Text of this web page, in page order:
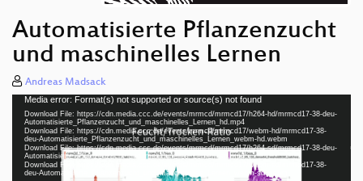
Automatisierte Pflanzenzucht
und maschinelles Lernen
Andreas Madsack
Video
Player
Media error: Format(s) not supported or source(s) not found
Download File: https://cdn.media.ccc.de/events/mrmcd/mrmcd17/h264-hd/mrmcd17-38-deu-
Automatisierte_Pflanzenzucht_und_maschinelles_Lernen_hd.mp4
Download File: https://cdn.media.ccc.de/events/mrmcd/mrmcd17/webm-hd/mrmcd17-38-
deu-Automatisierte_Pflanzenzucht_und_maschinelles_Lernen_webm-hd.webm
Download File: https://cdn.media.ccc.de/events/mrmcd/mrmcd17/h264-sd/mrmcd17-38-deu-
Automatisierte_Pflanzenzucht_und_maschinelles_Lernen_sd.mp4
Download File: https://cdn.media.ccc.de/events/mrmcd/mrmcd17/webm-sd/mrmcd17-38-
deu-Automatisierte_Pflanzenzucht_und_maschinelles_Lernen_webm-sd.webm
deu 1080p (mp4)